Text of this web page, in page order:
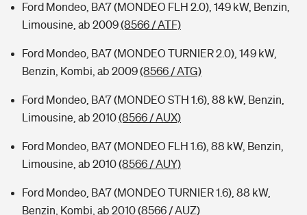
Ford Mondeo, BA7 (MONDEO FLH 2.0), 149 kW, Benzin,
Limousine, ab 2009(8566 / ATF)
Ford Mondeo, BA7 (MONDEO TURNIER 2.0), 149 kW,
Benzin, Kombi, ab 2009(8566 / ATG)
Ford Mondeo, BA7 (MONDEO STH 1.6), 88 kW, Benzin,
Limousine, ab 2010(8566 / AUX)
Ford Mondeo, BA7 (MONDEO FLH 1.6), 88 kW, Benzin,
Limousine, ab 2010(8566 / AUY)
Ford Mondeo, BA7 (MONDEO TURNIER 1.6), 88 kW,
Benzin, Kombi, ab 2010(8566 / AUZ)